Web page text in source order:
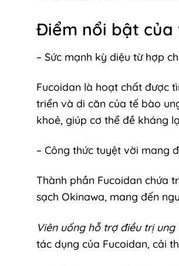
Điểm nổi bật của
– Sức mạnh kỳ diệu từ hợp
Fucoidan là hoạt chất được
triển và di căn của tế bào
khoẻ, giúp cơ thể đề kháng
– Công thức tuyệt vời mang
Thành phần Fucoidan chứa
sạch Okinawa, mang đến
Viên uống hỗ trợ điều trị
tác dụng của Fucoidan, cải